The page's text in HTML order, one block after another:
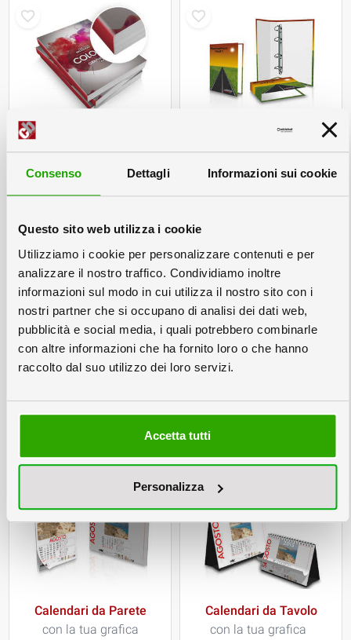
Consenso Dettagli Informazioni sui cookie
Questo sito web utilizza i cookie
Utilizziamo i cookie per personalizzare contenuti e per
analizzare il nostro traffico. Condividiamo inoltre
informazioni sul modo in cui utilizza il nostro sito con i
nostri partner che si occupano di analisi dei dati web,
pubblicità e social media, i quali potrebbero combinarle
con altre informazioni che ha fornito loro o che hanno
raccolto dal suo utilizzo dei loro servizi.
Accetta tutti
Personalizza
Fascicoli Brossurati
personalizzata
Fascicoli a Schede
Stampa Buste
Calendari da Parete
con la tua grafica
Calendari da Tavolo
con la tua grafica